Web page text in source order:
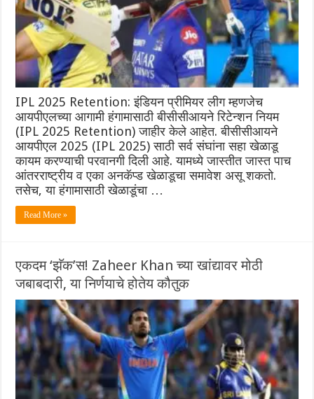
IPL 2025 Retention: इंडियन प्रीमियर लीग म्हणजेच
आयपीएलच्या आगामी हंगामासाठी बीसीसीआयने रिटेन्शन नियम
(IPL 2025 Retention) जाहीर केले आहेत. बीसीसीआयने
आयपीएल 2025 (IPL 2025) साठी सर्व संघांना सहा खेळाडू
कायम करण्याची परवानगी दिली आहे. यामध्ये जास्तीत जास्त पाच
आंतरराष्ट्रीय व एका अनकॅप्ड खेळाडूचा समावेश असू शकतो.
तसेच, या हंगामासाठी खेळाडूंचा …
Read More »
एकदम ‘झॅक’स! Zaheer Khan च्या खांद्यावर मोठी
जबाबदारी, या निर्णयाचे होतेय कौतुक